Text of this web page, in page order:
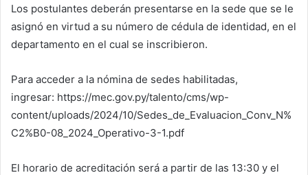
Los postulantes deberán presentarse en la sede que se le
asignó en virtud a su número de cédula de identidad, en el
departamento en el cual se inscribieron.
Para acceder a la nómina de sedes habilitadas,
ingresar: https://mec.gov.py/talento/cms/wp-
content/uploads/2024/10/Sedes_de_Evaluacion_Conv_N%
C2%B0-08_2024_Operativo-3-1.pdf
El horario de acreditación será a partir de las 13:30 y el